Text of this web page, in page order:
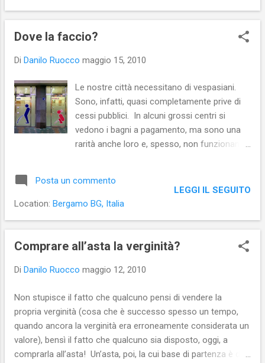
degli slogan, infine, recita “La musica colta
sul fatto” e gioca sul doppio significato della
bel risultato.
Dove la faccio?
Di Danilo Ruocco maggio 15, 2010
Le nostre città necessitano di vespasiani.
Sono, infatti, quasi completamente prive di
cessi pubblici. In alcuni grossi centri si
vedono i bagni a pagamento, ma sono una
rarità anche loro e, spesso, non funzionano
che le funzioni corporali siano una opzione
voluttuaria e non una necessità). Molti bagni
ragioni di sicurezza e ordine pubblico. Si
voleva, infatti, evitare che tali luoghi
(come il sesso e la droga) oltre a quelli per
facendo, però, si è tolta la possibilità di poter
espletare i propri bisogni quando si è fuori
casa, a meno di non entrare in un bar,
ordinare il classico caffè e chiedere le chiavi
del bagno. I pochi bagni pubblici ancora
Posta un commento
Location: Bergamo BG, Italia
LEGGI IL SEGUITO
Comprare all’asta la verginità?
Di Danilo Ruocco maggio 12, 2010
Non stupisce il fatto che qualcuno pensi di vendere la
propria verginità (cosa che è successo spesso un tempo,
quando ancora la verginità era erroneamente considerata un
valore), bensì il fatto che qualcuno sia disposto, oggi, a
comprarla all’asta! Un’asta, poi, la cui base di partenza è di